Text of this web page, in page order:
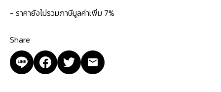
- ราคายังไม่รวมภาษีมูลค่าเพิ่ม 7%
Share